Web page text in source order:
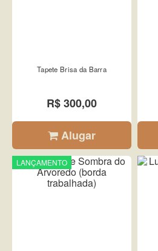
Tapete Brisa da Barra
R$ 300,00
Alugar
LANÇAMENTO